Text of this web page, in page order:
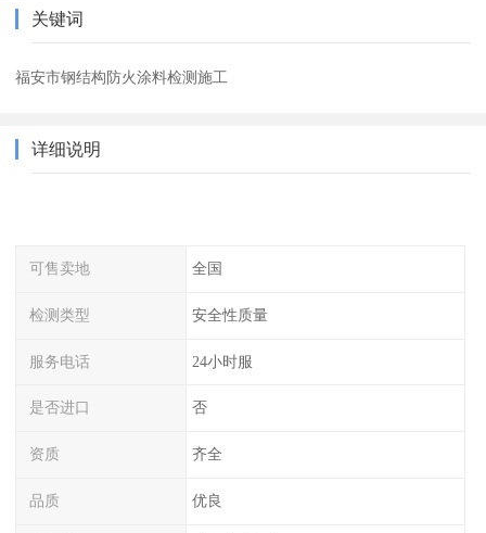
关键词
福安市钢结构防火涂料检测施工
详细说明
可售卖地 全国
检测类型 安全性质量
服务电话 24小时服
是否进口 否
资质 齐全
品质 优良